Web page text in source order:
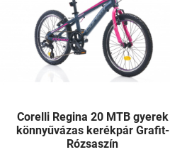
Corelli Regina 20 MTB gyerek
könnyűvázas kerékpár Grafit-
Rózsaszín